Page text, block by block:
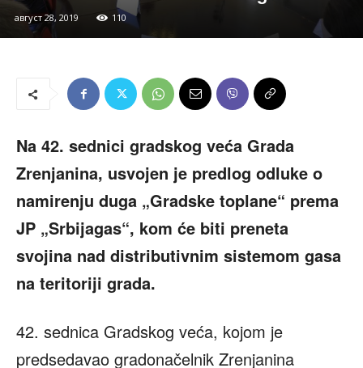
август 28, 2019 110
Na 42. sednici gradskog veća Grada
Zrenjanina, usvojen je predlog odluke o
namirenju duga „Gradske toplane“ prema
JP „Srbijagas“, kom će biti preneta
svojina nad distributivnim sistemom gasa
na teritoriji grada.
42. sednica Gradskog veća, kojom je
predsedavao gradonačelnik Zrenjanina